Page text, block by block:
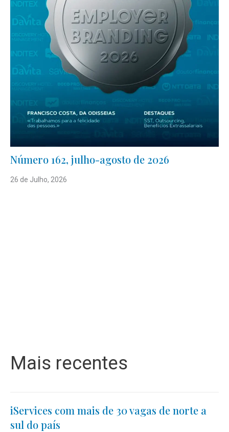
Número 162, julho-agosto de 2026
26 de Julho, 2026
Mais recentes
iServices com mais de 30 vagas de norte a
sul do país